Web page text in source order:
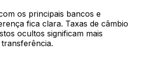
os principais bancos e
fica clara. Taxas de câmbio
ocultos significam mais